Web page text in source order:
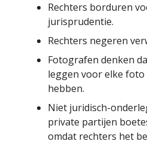
Rechters borduren
jurisprudentie.
Rechters negeren
Fotografen denken
leggen voor elke
hebben.
Niet juridisch-
private partijen
omdat rechters het